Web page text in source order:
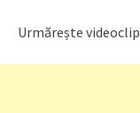
Urmărește